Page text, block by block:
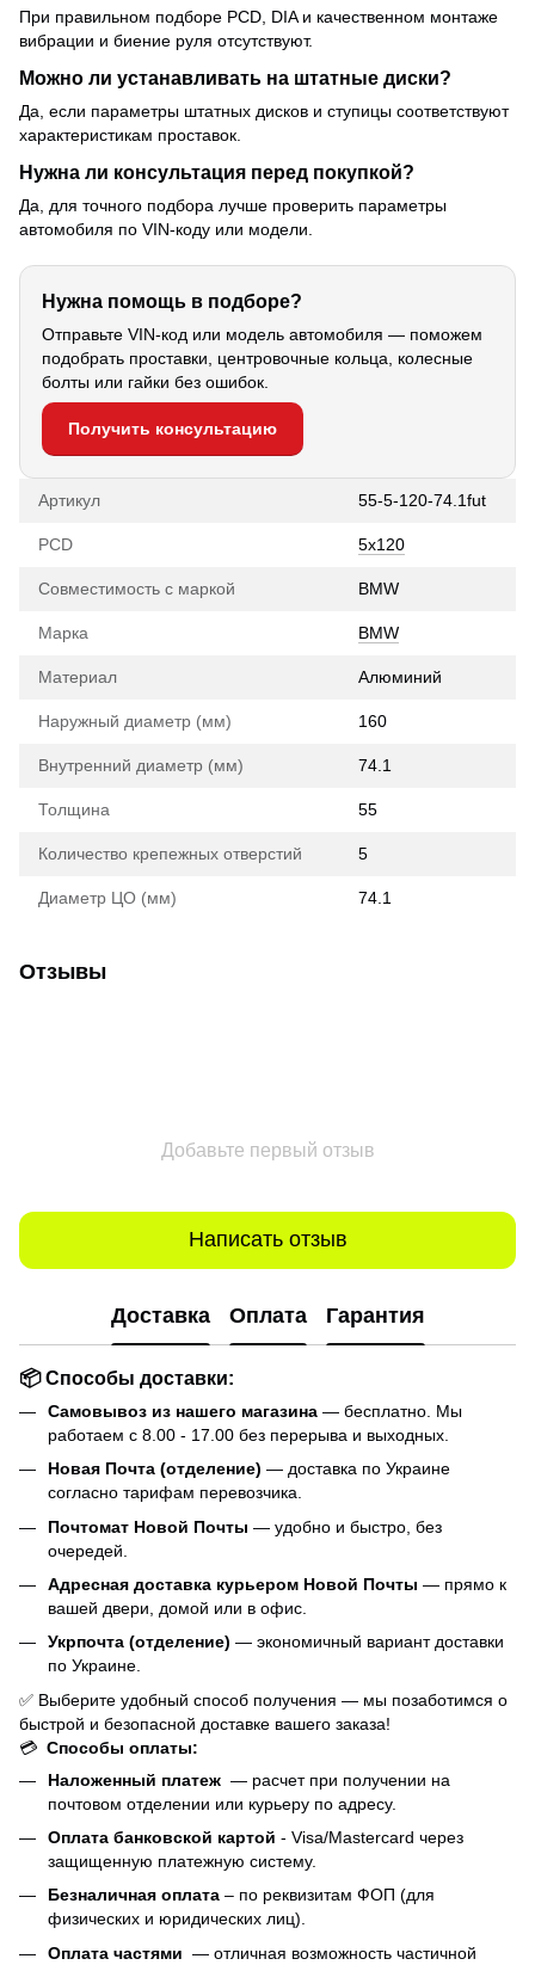
При правильном подборе PCD, DIA и качественном монтаже
вибрации и биение руля отсутствуют.
Можно ли устанавливать на штатные диски?
Да, если параметры штатных дисков и ступицы соответствуют
характеристикам проставок.
Нужна ли консультация перед покупкой?
Да, для точного подбора лучше проверить параметры
автомобиля по VIN-коду или модели.
Нужна помощь в подборе?
Отправьте VIN-код или модель автомобиля — поможем
подобрать проставки, центровочные кольца, колесные
болты или гайки без ошибок.
Получить консультацию
Артикул 55-5-120-74.1fut
PCD 5x120
Совместимость с маркой BMW
Марка BMW
Материал Алюминий
Наружный диаметр (мм) 160
Внутренний диаметр (мм) 74.1
Толщина 55
Количество крепежных отверстий 5
Диаметр ЦО (мм) 74.1
Отзывы
Добавьте первый отзыв
Написать отзыв
Доставка Оплата Гарантия
📦 Способы доставки:
Самовывоз из нашего магазина — бесплатно. Мы
работаем с 8.00 - 17.00 без перерыва и выходных.
Новая Почта (отделение) — доставка по Украине
согласно тарифам перевозчика.
Почтомат Новой Почты — удобно и быстро, без
очередей.
Адресная доставка курьером Новой Почты — прямо к
вашей двери, домой или в офис.
Укрпочта (отделение) — экономичный вариант доставки
по Украине.
✅ Выберите удобный способ получения — мы позаботимся о
быстрой и безопасной доставке вашего заказа!
💳 Способы оплаты:
Наложенный платеж — расчет при получении на
почтовом отделении или курьеру по адресу.
Оплата банковской картой - Visa/Mastercard через
защищенную платежную систему.
Безналичная оплата – по реквизитам ФОП (для
физических и юридических лиц).
Оплата частями — отличная возможность частичной